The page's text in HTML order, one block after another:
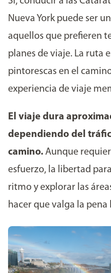
Nueva York puede ser
aquellos que prefieren
planes de viaje. La ruta
pintorescas en el
experiencia de viaje
El viaje dura
dependiendo del
camino. Aunque
esfuerzo, la libertad
ritmo y explorar las
hacer que valga la pena